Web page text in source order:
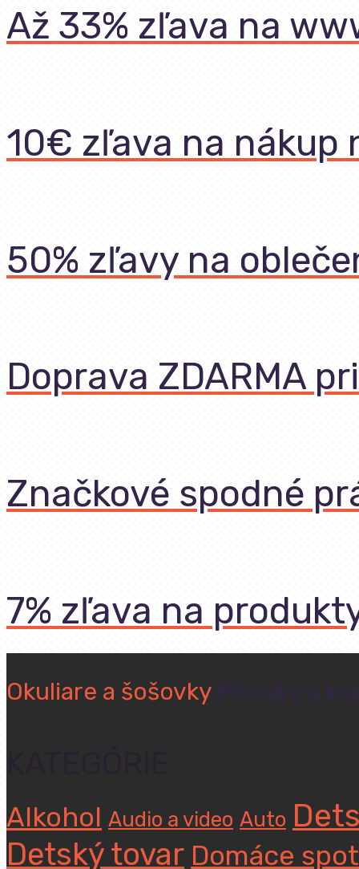
Až 33% zľava na
10€ zľava na nákup
50% zľavy na
Doprava ZDARMA
Značkové spodné
7% zľava na
Okuliare a šošovky Ponuky a
Alkohol Audio a video Auto
Detský tovar Domáce